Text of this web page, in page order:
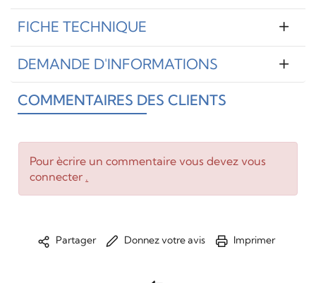
FICHE TECHNIQUE
DEMANDE D'INFORMATIONS
COMMENTAIRES DES CLIENTS
Pour ècrire un commentaire vous devez vous
connecter .
Partager Donnez votre avis Imprimer